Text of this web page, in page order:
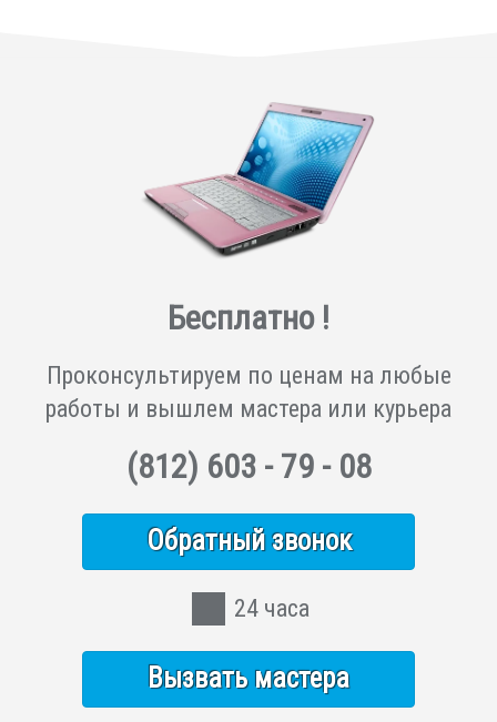
Бесплатно !
Проконсультируем по ценам на любые
работы и вышлем мастера или курьера
(812) 603 - 79 - 08
Обратный звонок
24 часа
Вызвать мастера